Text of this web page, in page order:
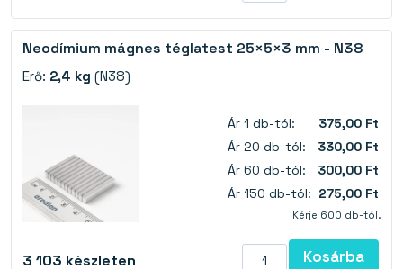
Neodímium mágnes téglatest 25×5×3 mm - N38
Erő: 2,4 kg (N38)
Ár 1 db-tól:
375,00 Ft
Ár 20 db-tól:
330,00 Ft
Ár 60 db-tól:
300,00 Ft
Ár 150 db-tól: 275,00 Ft
Kérje 600 db-tól.
3 103 készleten Kosárba